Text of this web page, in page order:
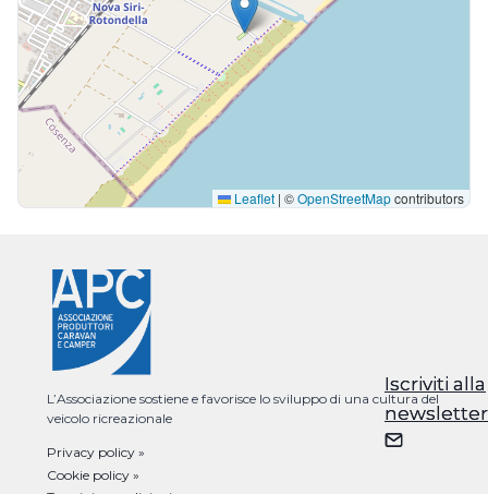
Iscriviti alla
newsletter
Leaflet | ©OpenStreetMapcontributors
L’Associazione sostiene e favorisce lo sviluppo di una cultura del
veicolo ricreazionale
Privacy policy »
Cookie policy »
Iscriviti alla
newsletter